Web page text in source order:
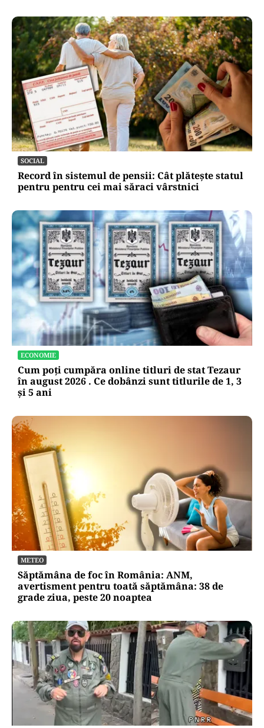
SOCIAL
Record în sistemul de pensii: Cât plătește statul
pentru pentru cei mai săraci vârstnici
ECONOMIE
Cum poți cumpăra online titluri de stat Tezaur
în august 2026 . Ce dobânzi sunt titlurile de 1, 3
și 5 ani
METEO
Săptămâna de foc în România: ANM,
avertisment pentru toată săptămâna: 38 de
grade ziua, peste 20 noaptea